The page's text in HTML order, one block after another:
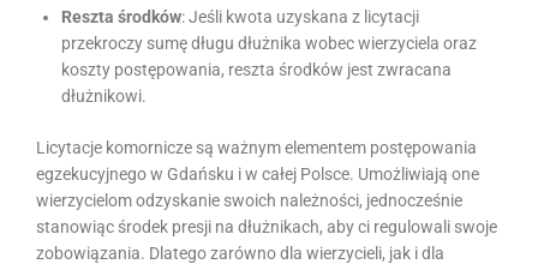
Reszta środków: Jeśli kwota uzyskana z licytacji
przekroczy sumę długu dłużnika wobec wierzyciela oraz
koszty postępowania, reszta środków jest zwracana
dłużnikowi.
Licytacje komornicze są ważnym elementem postępowania
egzekucyjnego w Gdańsku i w całej Polsce. Umożliwiają one
wierzycielom odzyskanie swoich należności, jednocześnie
stanowiąc środek presji na dłużnikach, aby ci regulowali swoje
zobowiązania. Dlatego zarówno dla wierzycieli, jak i dla